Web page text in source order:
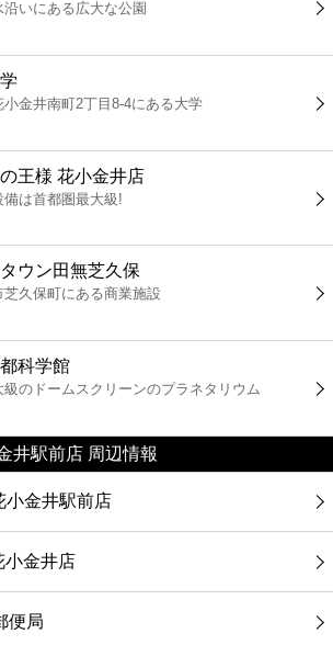
沿いにある広大な公園
小金井南町2丁目8-4にある大学
王様 花小金井店
備は首都圏最大級!
ウン田無芝久保
芝久保町にある商業施設
科学館
級のドームスクリーンのプラネタリウム
井駅前店 周辺情報
小金井駅前店
小金井店
便局